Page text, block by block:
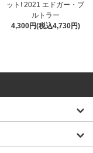
ット! 2021 エドガー・ブ
ルトラー
4,300円(税込4,730円)